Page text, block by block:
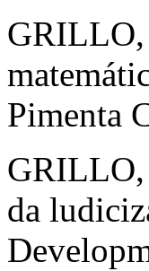
GRILLO,
Pimenta
da